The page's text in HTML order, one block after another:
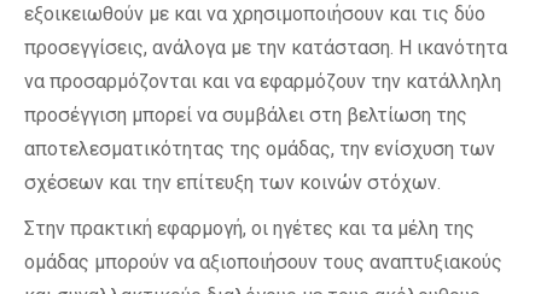
εξοικειωθούν με και να χρησιμοποιήσουν και τις δύο
προσεγγίσεις, ανάλογα με την κατάσταση. Η ικανότητα
να προσαρμόζονται και να εφαρμόζουν την κατάλληλη
προσέγγιση μπορεί να συμβάλει στη βελτίωση της
αποτελεσματικότητας της ομάδας, την ενίσχυση των
σχέσεων και την επίτευξη των κοινών στόχων.
Στην πρακτική εφαρμογή, οι ηγέτες και τα μέλη της
ομάδας μπορούν να αξιοποιήσουν τους αναπτυξιακούς